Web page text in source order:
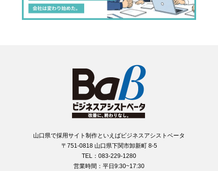
山口県で採用サイト制作といえばビジネスアシストベータ
〒751-0818 山口県下関市卸新町 8-5
TEL：083-229-1280
営業時間：平日9:30~17:30